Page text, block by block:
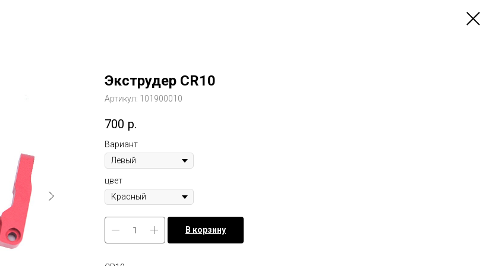
Экструдер CR10
Артикул: 101900010
700 р.
Вариант
цвет
В корзину